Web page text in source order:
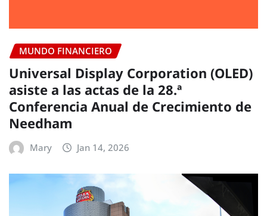
MUNDO FINANCIERO
Universal Display Corporation (OLED)
asiste a las actas de la 28.ª
Conferencia Anual de Crecimiento de
Needham
Mary Jan 14, 2026